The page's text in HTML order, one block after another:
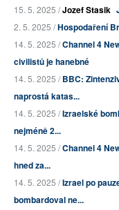
15. 5. 2025 /Jozef Stasik
2. 5. 2025 /Hospodaření
14. 5. 2025 /Channel 4
civilistů je hanebné
14. 5. 2025 /BBC:
naprostá katas...
14. 5. 2025 /Izraelské
nejméně 2...
14. 5. 2025 /Channel 4
hned za...
14. 5. 2025 /Izrael po
bombardoval ne...